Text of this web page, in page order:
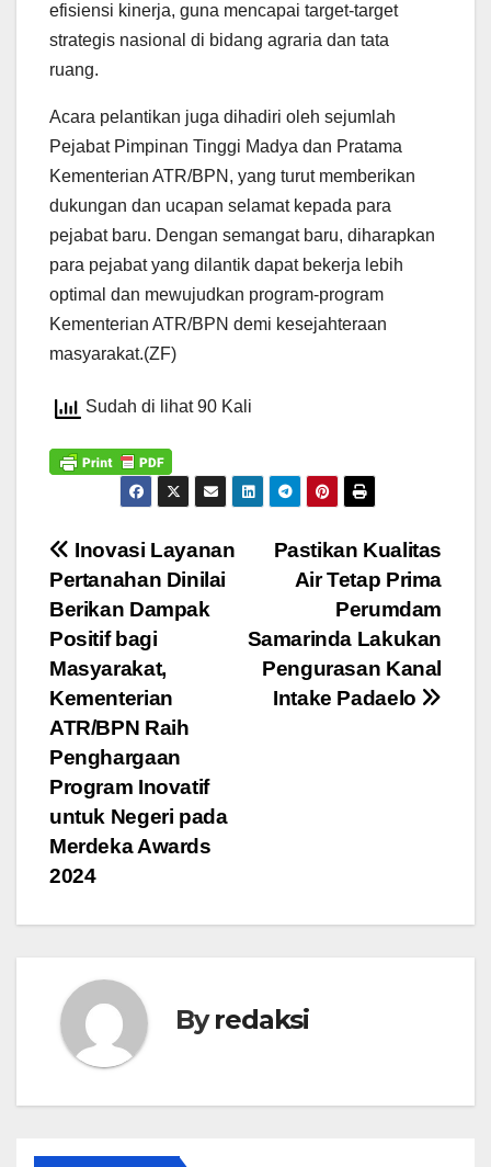
efisiensi kinerja, guna mencapai target-target
strategis nasional di bidang agraria dan tata
ruang.
Acara pelantikan juga dihadiri oleh sejumlah
Pejabat Pimpinan Tinggi Madya dan Pratama
Kementerian ATR/BPN, yang turut memberikan
dukungan dan ucapan selamat kepada para
pejabat baru. Dengan semangat baru, diharapkan
para pejabat yang dilantik dapat bekerja lebih
optimal dan mewujudkan program-program
Kementerian ATR/BPN demi kesejahteraan
masyarakat.(ZF)
Sudah di lihat 90 Kali
Navigasi
pos
Pastikan Kualitas
Air Tetap Prima
Perumdam
Samarinda Lakukan
Pengurasan Kanal
Intake Padaelo
Inovasi Layanan
Pertanahan Dinilai
Berikan Dampak
Positif bagi
Masyarakat,
Kementerian
ATR/BPN Raih
Penghargaan
Program Inovatif
untuk Negeri pada
Merdeka Awards
2024
Byredaksi